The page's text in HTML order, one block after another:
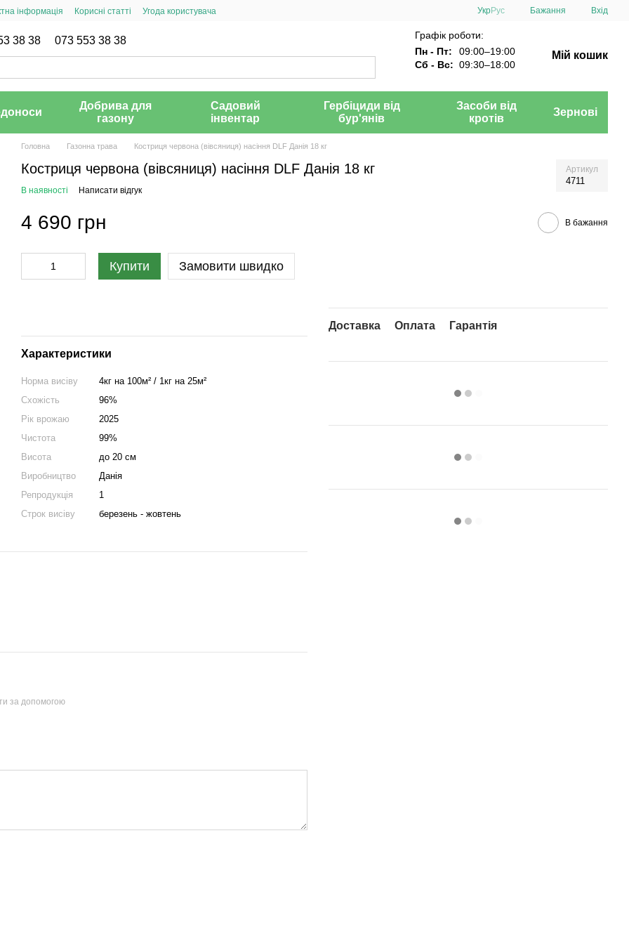
інформація Корисні статті Угода користувача УкрРус Бажання Вхід
38 38 073 553 38 38
Графік роботи:
Пн - Пт:
09:00–19:00
Сб - Вс: 09:30–18:00
Мій кошик
Добрива для
газону
Садовий
інвентар
Гербіциди від
бур'янів
Засоби від
кротів
Зернові
Головна Газонна трава Костриця червона (вівсяниця) насіння DLF Данія 18 кг
Костриця червона (вівсяниця) насіння DLF Данія 18 кг Артикул
4711
В наявності Написати відгук
4 690 грн В бажання
Купити Замовити швидко
Характеристики
Норма висіву
4кг на 100м² / 1кг на 25м²
Схожість
96%
Рік врожаю
2025
Чистота
99%
Висота
до 20 см
Виробництво
Данія
Репродукція
1
Строк висіву
березень - жовтень
Доставка Оплата Гарантія
за допомогою